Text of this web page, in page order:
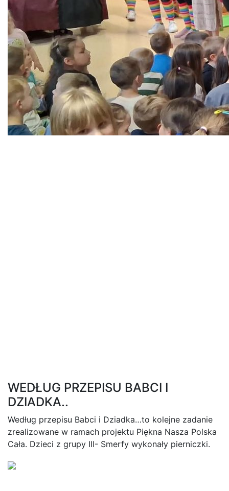
WEDŁUG PRZEPISU BABCI I
DZIADKA..
Według przepisu Babci i Dziadka…to kolejne zadanie
zrealizowane w ramach projektu Piękna Nasza Polska
Cała. Dzieci z grupy III- Smerfy wykonały pierniczki.